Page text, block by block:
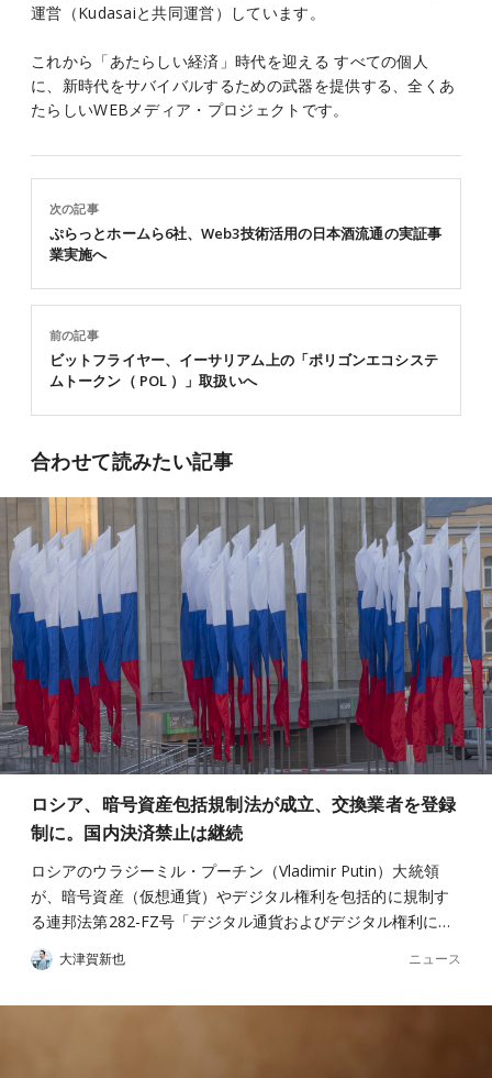
運営（Kudasaiと共同運営）しています。
これから「あたらしい経済」時代を迎える すべての個人
に、新時代をサバイバルするための武器を提供する、全くあ
たらしいWEBメディア・プロジェクトです。
前の記事
ビットフライヤー、イーサリアム上の「ポリゴンエコシステ
ムトークン（ POL ）」取扱いへ
次の記事
ぷらっとホームら6社、Web3技術活用の日本酒流通の実証事
業実施へ
合わせて読みたい記事
ロシア、暗号資産包括規制法が成立、交換業者を登録
制に。国内決済禁止は継続
ロシアのウラジーミル・プーチン（Vladimir Putin）大統領
が、暗号資産（仮想通貨）やデジタル権利を包括的に規制す
る連邦法第282-FZ号「デジタル通貨およびデジタル権利に…
大津賀新也 ニュース